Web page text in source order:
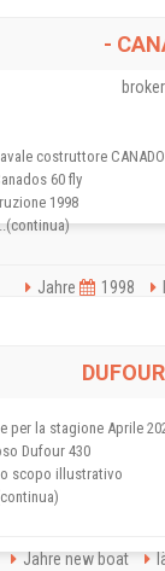
-
costruttore
60 fly
1998
Jahre 1998
per la stagione Aprile
Dufour 430
scopo illustrativo
Jahre new boat